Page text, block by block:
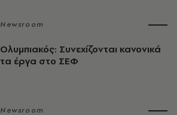
Newsroom
Ολυμπιακός: Συνεχίζονται κανονικά
τα έργα στο ΣΕΦ
Newsroom